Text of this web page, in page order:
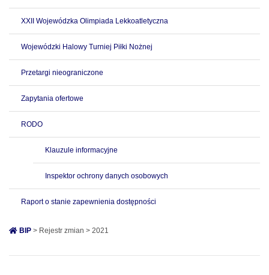
XXII Wojewódzka Olimpiada Lekkoatletyczna
Wojewódzki Halowy Turniej Piłki Nożnej
Przetargi nieograniczone
Zapytania ofertowe
RODO
Klauzule informacyjne
Inspektor ochrony danych osobowych
Raport o stanie zapewnienia dostępności
BIP > Rejestr zmian > 2021